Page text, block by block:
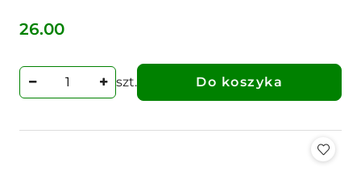
Cena:
26.00
szt. Do koszyka